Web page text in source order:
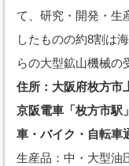
て、研究・開発・生
したものの約8割は
らの大型鉱山機械の
住所：大阪府枚方市
京阪電車「枚方市駅
車・バイク・自転車
生産品：中・大型油